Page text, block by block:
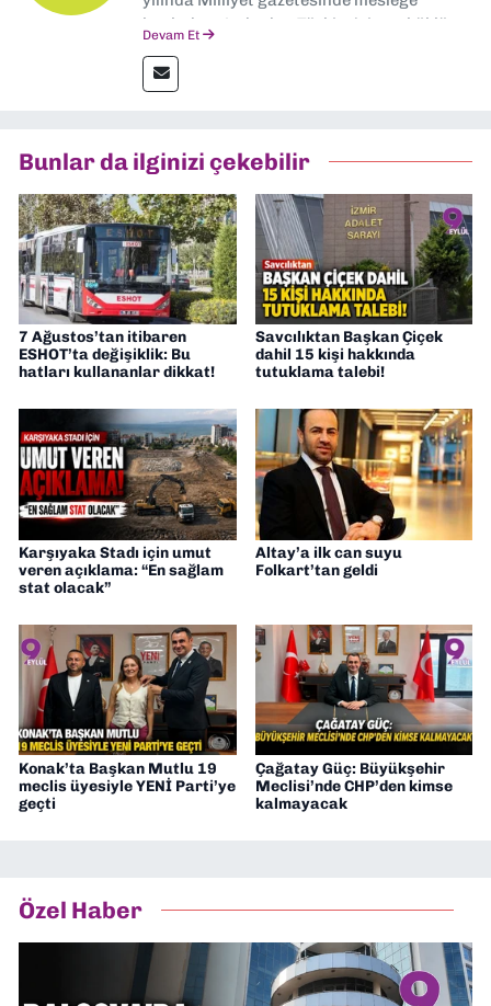
başladım. Ardından Türkiye’nin en köklü
muhabir, editör, müdür yardımcısı ve spor
müdürü olarak görev yaptım. Ayrıca Yeni
Gazetesi'nde editörlük yapıyorum
Devam Et
Bunlar da ilginizi çekebilir
7 Ağustos’tan itibaren
ESHOT’ta değişiklik: Bu
hatları kullananlar dikkat!
Savcılıktan Başkan Çiçek
dahil 15 kişi hakkında
tutuklama talebi!
Karşıyaka Stadı için umut
veren açıklama: “En sağlam
stat olacak”
Altay’a ilk can suyu
Folkart’tan geldi
Konak’ta Başkan Mutlu 19
meclis üyesiyle YENİ Parti’ye
geçti
Çağatay Güç: Büyükşehir
Meclisi’nde CHP’den kimse
kalmayacak
Özel Haber